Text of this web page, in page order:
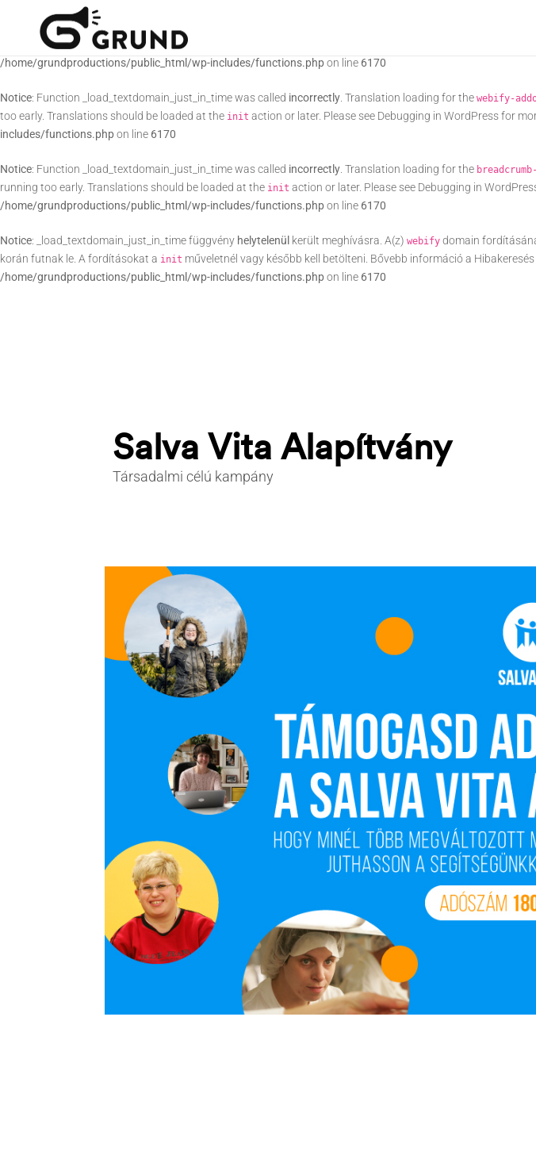
: Function _load_textdomain_just_in_time was called
running too early. Translations should be loaded at the
/home/grundproductions/public_html/wp-includes/functions.phpon line 6170
Notice: Function _load_textdomain_just_in_time was called incorrectly . Translation loading for the webify-
too early. Translations should be loaded at the init action or later. Please see Debugging in WordPressfor
includes/functions.phpon line 6170
Notice: Function _load_textdomain_just_in_time was called incorrectly . Translation loading for the
running too early. Translations should be loaded at the init action or later. Please see Debugging in
/home/grundproductions/public_html/wp-includes/functions.phpon line 6170
Notice: _load_textdomain_just_in_time függvény helytelenül került meghívásra. A(z) webify domain
korán futnak le. A fordításokat a init műveletnél vagy később kell betölteni. Bővebb információ a
/home/grundproductions/public_html/wp-includes/functions.phpon line 6170
Salva Vita Alapítvány
Társadalmi célú kampány